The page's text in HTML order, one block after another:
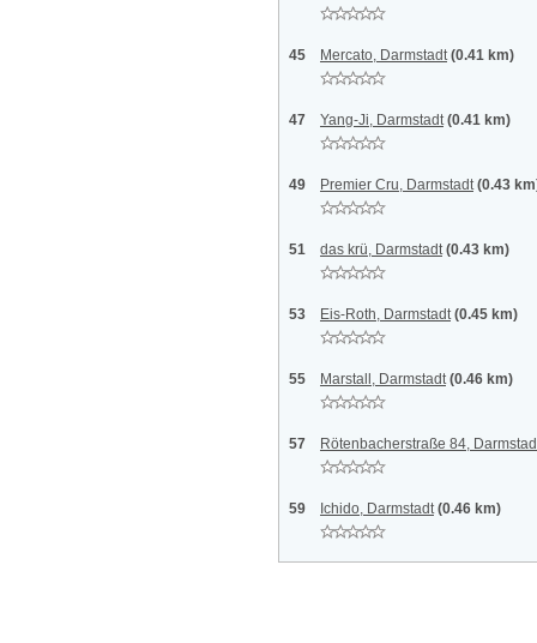
45 Mercato, Darmstadt (0.41 km)
47 Yang-Ji, Darmstadt (0.41 km)
49 Premier Cru, Darmstadt (0.43
51 das krü, Darmstadt (0.43 km)
53 Eis-Roth, Darmstadt (0.45 km)
55 Marstall, Darmstadt (0.46 km)
57 Rötenbacherstraße 84,
59 Ichido, Darmstadt (0.46 km)